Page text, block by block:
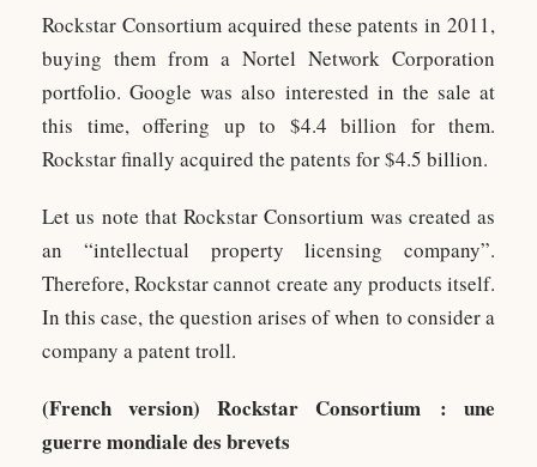
Rockstar Consortium acquired these patents in 2011,
buying them from a Nortel Network Corporation
portfolio. Google was also interested in the sale at
this time, offering up to $4.4 billion for them.
Rockstar finally acquired the patents for $4.5 billion.
Let us note that Rockstar Consortium was created as
an “intellectual property licensing company”.
Therefore, Rockstar cannot create any products itself.
In this case, the question arises of when to consider a
company a patent troll.
(French version) Rockstar Consortium : une
guerre mondiale des brevets